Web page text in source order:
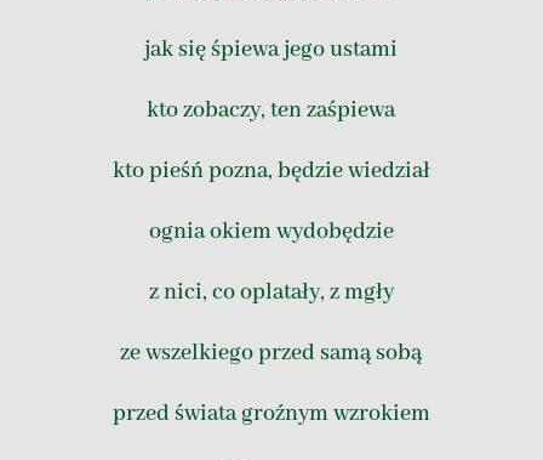
jak się śpiewa jego ustami
kto zobaczy, ten zaśpiewa
kto pieśń pozna, będzie wiedział
ognia okiem wydobędzie
z nici, co oplatały, z mgły
ze wszelkiego przed samą sobą
przed świata groźnym wzrokiem